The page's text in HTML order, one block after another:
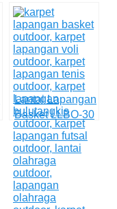
Lantai Lapangan
Basket LLBO-30